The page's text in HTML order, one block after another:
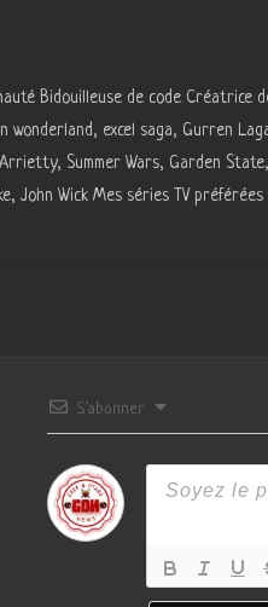
Bidouilleuse de code
wonderland, excel saga, Gurren
Arrietty, Summer Wars, Garden
John Wick Mes séries TV
S’abonner